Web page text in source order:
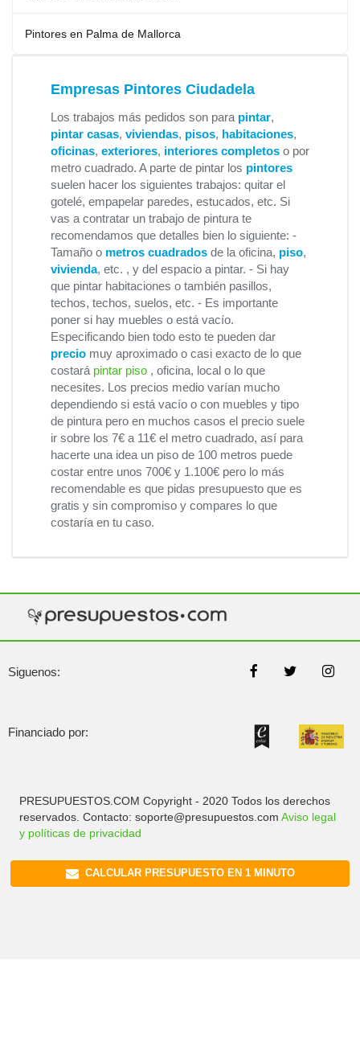
Pintores en Palma de Mallorca
Empresas Pintores Ciudadela
Los trabajos más pedidos son para pintar,
pintar casas, viviendas, pisos, habitaciones,
oficinas, exteriores, interiores completos o por
metro cuadrado. A parte de pintar los pintores
suelen hacer los siguientes trabajos: quitar el
gotelé, empapelar paredes, estucados, etc. Si
vas a contratar un trabajo de pintura te
recomendamos que detalles bien lo siguiente: -
Tamaño o metros cuadrados de la oficina, piso,
vivienda, etc. , y del espacio a pintar. - Si hay
que pintar habitaciones o también pasillos,
techos, techos, suelos, etc. - Es importante
poner si hay muebles o está vacío.
Especificando bien todo esto te pueden dar
precio muy aproximado o casi exacto de lo que
costará pintar piso , oficina, local o lo que
necesites. Los precios medio varían mucho
dependiendo si está vacío o con muebles y tipo
de pintura pero en muchos casos el precio suele
ir sobre los 7€ a 11€ el metro cuadrado, así para
hacerte una idea un piso de 100 metros puede
costar entre unos 700€ y 1.100€ pero lo más
recomendable es que pidas presupuesto que es
gratis y sin compromiso y compares lo que
costaría en tu caso.
Siguenos:
Financiado por:
PRESUPUESTOS.COM Copyright - 2020 Todos los derechos
reservados. Contacto: soporte@presupuestos.com Aviso legal
y políticas de privacidad
CALCULAR PRESUPUESTO EN 1 MINUTO